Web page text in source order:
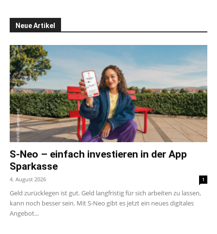
Neue Artikel
S-Neo – einfach investieren in der App
Sparkasse
4. August 2026 1
Geld zurücklegen ist gut. Geld langfristig für sich arbeiten zu lassen,
kann noch besser sein. Mit S-Neo gibt es jetzt ein neues digitales
Angebot...